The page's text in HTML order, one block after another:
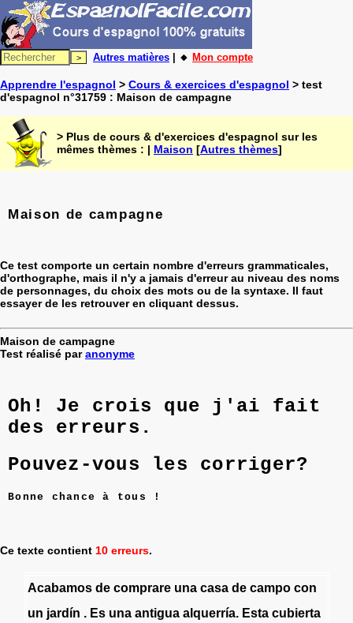
Autres matières | 🔸 Mon compte
Apprendre l'espagnol > Cours & exercices d'espagnol > test
d'espagnol n°31759 : Maison de campagne
> Plus de cours & d'exercices d'espagnol sur les
mêmes thèmes : | Maison [Autres thèmes]
Maison de campagne
Ce test comporte un certain nombre d'erreurs grammaticales,
d'orthographe, mais il n'y a jamais d'erreur au niveau des noms
de personnages, du choix des mots ou de la syntaxe. Il faut
essayer de les retrouver en cliquant dessus.
Maison de campagne
Test réalisé paranonyme
Oh! Je crois que j'ai fait
des erreurs.
Pouvez-vous les corriger?
Bonne chance à tous !
Ce texte contient 10 erreurs.
Acabamos de comprare una casa de campo con
un jardín . Es una antigua alquerría. Esta cubierta